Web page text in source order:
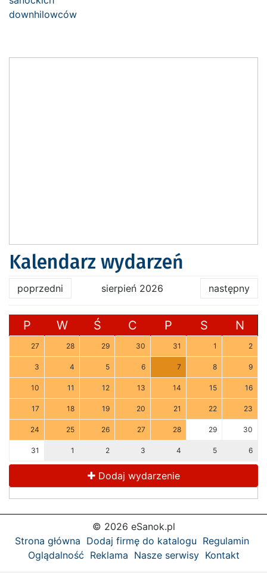
Kalendarz wydarzeń
poprzedni sierpień 2026 następny
P W Ś C P S N
27 28 29 30 31 1 2
3 4 5 6 7 8 9
10 11 12 13 14 15 16
17 18 19 20 21 22 23
24 25 26 27 28 29 30
31 1 2 3 4 5 6
Dodaj wydarzenie
© 2026 eSanok.pl
Strona główna Dodaj firmę do katalogu Regulamin
Oglądalność Reklama Nasze serwisy Kontakt